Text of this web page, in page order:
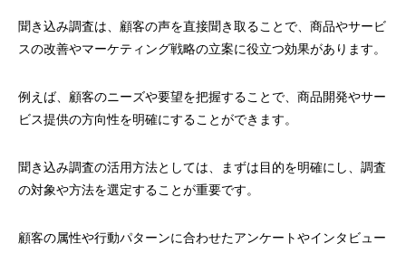
聞き込み調査は、顧客の声を直接聞き取ることで、商品やサービ
スの改善やマーケティング戦略の立案に役立つ効果があります。
例えば、顧客のニーズや要望を把握することで、商品開発やサー
ビス提供の方向性を明確にすることができます。
聞き込み調査の活用方法としては、まずは目的を明確にし、調査
の対象や方法を選定することが重要です。
顧客の属性や行動パターンに合わせたアンケートやインタビュー